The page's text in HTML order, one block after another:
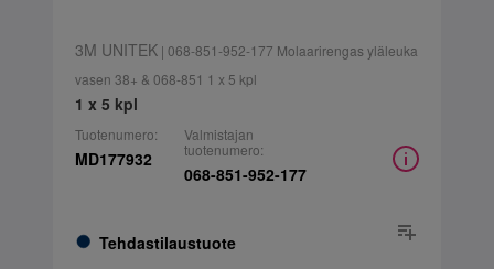
3M UNITEK| 068-851-952-177 Molaarirengas yläleuka
vasen 38+ & 068-851 1 x 5 kpl
1 x 5 kpl
Tuotenumero:
MD177932
Tehdastilaustuote
Valmistajan
tuotenumero:
068-851-952-177